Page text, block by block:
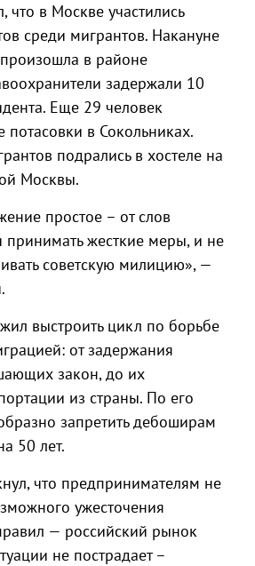
что в Москве участились
среди мигрантов. Накануне
в районе
задержали 10
Еще 29 человек
потасовки в Сокольниках.
подрались в хостеле на
Москвы.
простое – от слов
принимать жесткие меры, и не
советскую милицию», —
выстроить цикл по борьбе
от задержания
закон, до их
из страны. По его
запретить дебоширам
50 лет.
что предпринимателям не
ужесточения
— российский рынок
не пострадает –